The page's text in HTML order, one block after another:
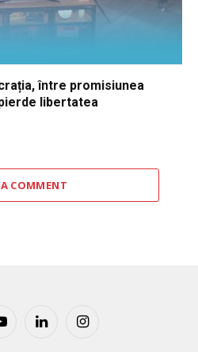
între promisiunea
libertatea
COMMENT
LinkedInInstagram